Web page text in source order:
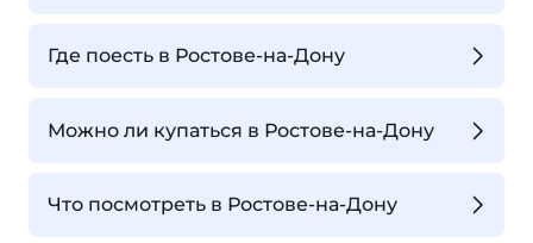
Где поесть в Ростове-на-Дону
Можно ли купаться в Ростове-на-Дону
Что посмотреть в Ростове-на-Дону